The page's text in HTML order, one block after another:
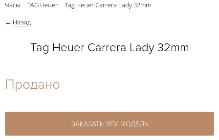
27-44
27-44
Часы TAG Heuer Tag Heuer Carrera Lady 32mm
← Назад
Tag Heuer Carrera Lady 32mm
Продано
ЗАКАЗАТЬ ЭТУ МОДЕЛЬ